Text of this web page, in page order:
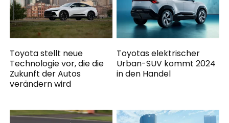
Toyota stellt neue
Technologie vor, die die
Zukunft der Autos
verändern wird
Toyotas elektrischer
Urban-SUV kommt 2024
in den Handel